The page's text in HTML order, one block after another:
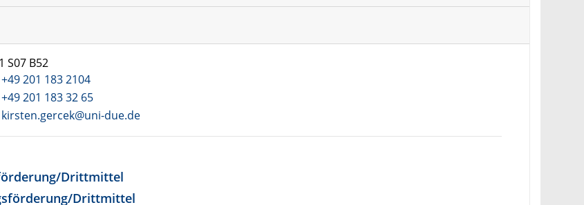
S07 B52
+49 201 183 2104
+49 201 183 32 65
kirsten.gercek@uni-due.de
Drittmittel
Drittmittel